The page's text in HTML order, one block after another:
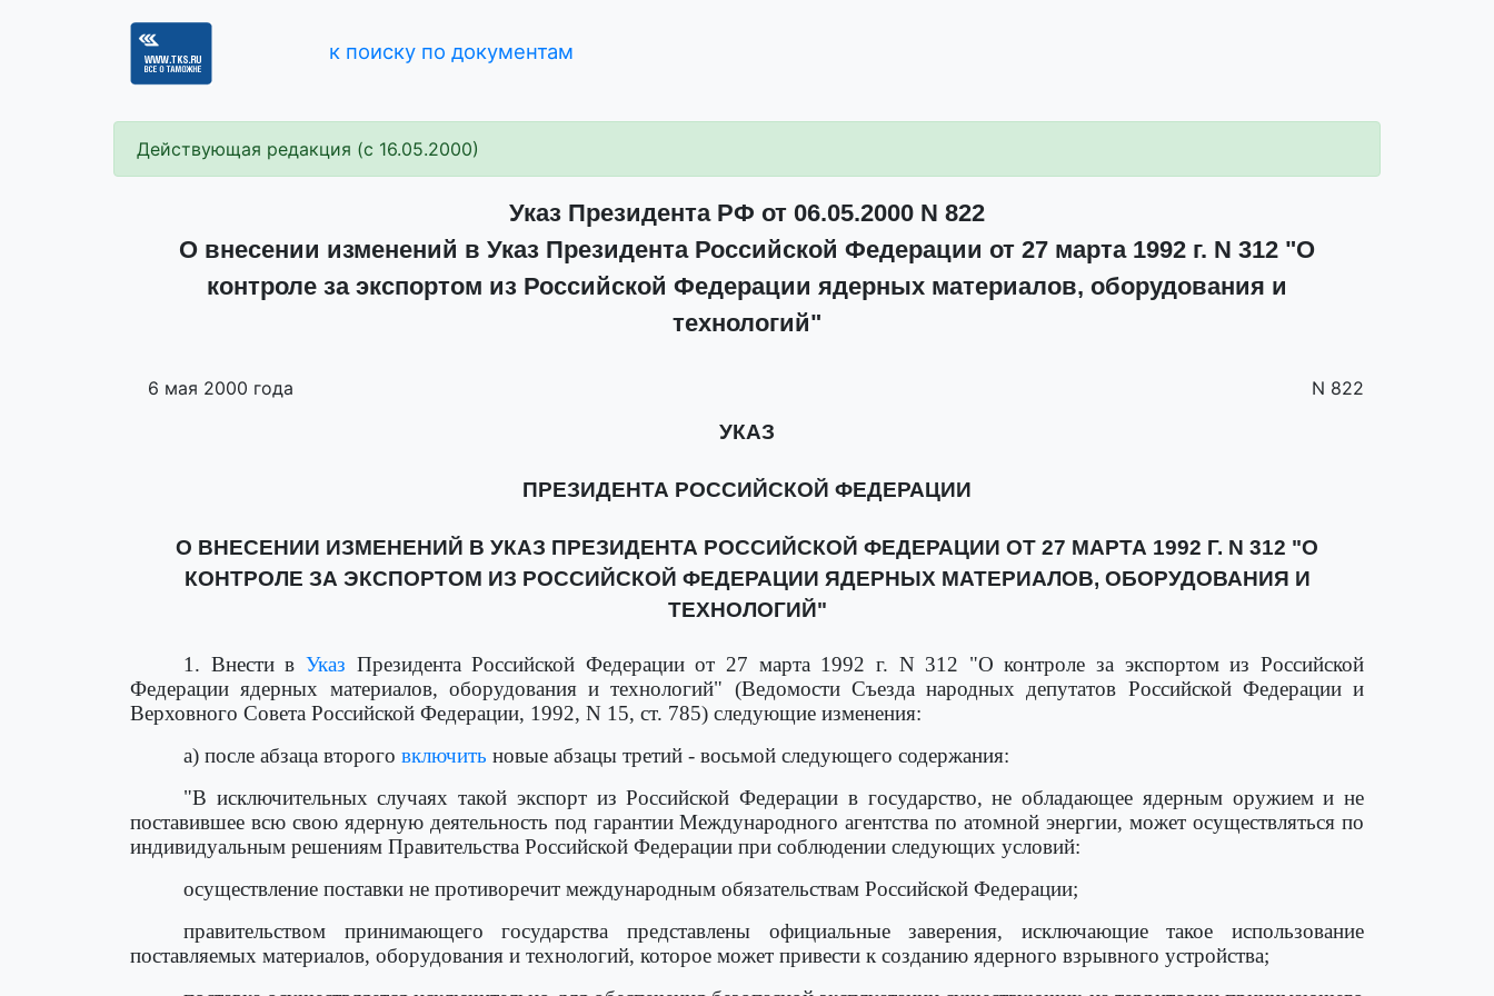
к поиску по документам
Действующая редакция (с 16.05.2000)
Указ Президента РФ от 06.05.2000 N 822
О внесении изменений в Указ Президента Российской Федерации от 27 марта 1992 г. N 312 "О
контроле за экспортом из Российской Федерации ядерных материалов, оборудования и
технологий"
6 мая 2000 года N 822
УКАЗ
ПРЕЗИДЕНТА РОССИЙСКОЙ ФЕДЕРАЦИИ
О ВНЕСЕНИИ ИЗМЕНЕНИЙ В УКАЗ ПРЕЗИДЕНТА РОССИЙСКОЙ ФЕДЕРАЦИИ ОТ 27 МАРТА 1992 Г. N 312 "О
КОНТРОЛЕ ЗА ЭКСПОРТОМ ИЗ РОССИЙСКОЙ ФЕДЕРАЦИИ ЯДЕРНЫХ МАТЕРИАЛОВ, ОБОРУДОВАНИЯ И
ТЕХНОЛОГИЙ"
1. Внести в Указ Президента Российской Федерации от 27 марта 1992 г. N 312 "О контроле за экспортом из Российской
Федерации ядерных материалов, оборудования и технологий" (Ведомости Съезда народных депутатов Российской Федерации и
Верховного Совета Российской Федерации, 1992, N 15, ст. 785) следующие изменения:
а) после абзаца второго включить новые абзацы третий - восьмой следующего содержания:
"В исключительных случаях такой экспорт из Российской Федерации в государство, не обладающее ядерным оружием и не
поставившее всю свою ядерную деятельность под гарантии Международного агентства по атомной энергии, может осуществляться по
индивидуальным решениям Правительства Российской Федерации при соблюдении следующих условий:
осуществление поставки не противоречит международным обязательствам Российской Федерации;
правительством принимающего государства представлены официальные заверения, исключающие такое использование
поставляемых материалов, оборудования и технологий, которое может привести к созданию ядерного взрывного устройства;